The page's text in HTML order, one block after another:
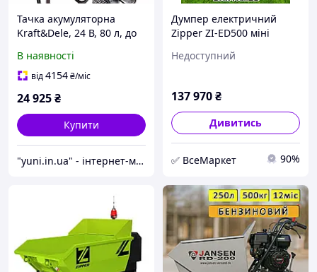
Тачка акумуляторна
Kraft&Dele, 24 В, 80 л, до
В наявності
від4154₴/міс
24 925₴
Купити
"yuni.in.ua" - інтернет-магазин
Думпер електричний
Zipper ZI-ED500 міні
будівельна тачка з
Недоступний
137 970₴
Дивитись
✅ ВсеМаркет 90%